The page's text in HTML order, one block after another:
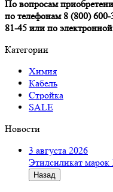
По вопросам
по телефонам 8 (800)
81-45 или по
Категории
Химия
Кабель
Стройка
SALE
Новости
3 августа 2026
Этилсиликат
Назад